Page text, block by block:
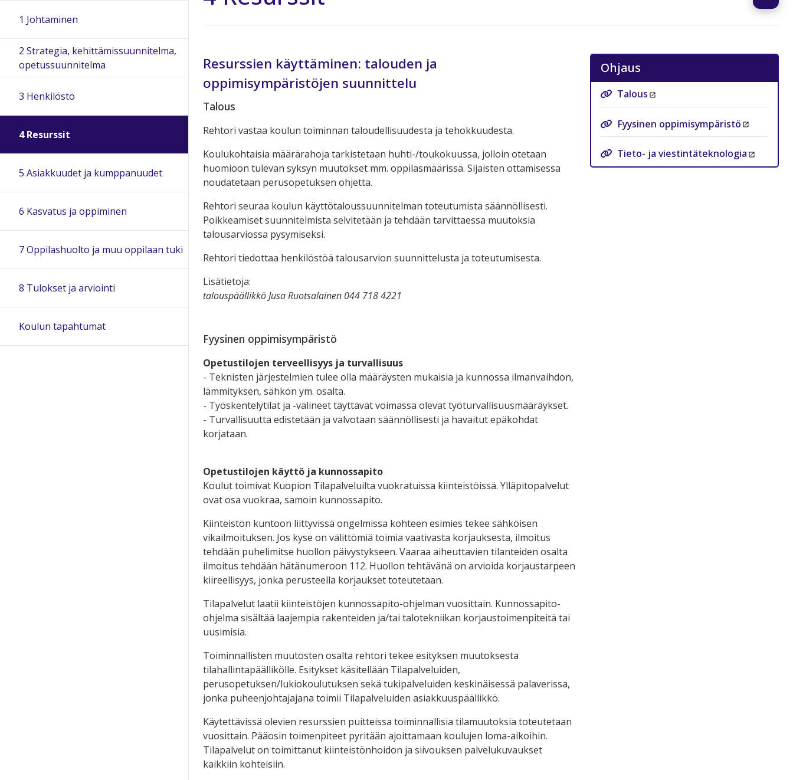
Resurssien käyttäminen: talouden ja
oppimisympäristöjen suunnittelu
Talous
Rehtori vastaa koulun toiminnan taloudellisuudesta ja tehokkuudesta.
Koulukohtaisia määrärahoja tarkistetaan huhti-/toukokuussa, jolloin otetaan
huomioon tulevan syksyn muutokset mm. oppilasmäärissä. Sijaisten ottamisessa
noudatetaan perusopetuksen ohjetta.
Rehtori seuraa koulun käyttötaloussuunnitelman toteutumista säännöllisesti.
Poikkeamiset suunnitelmista selvitetään ja tehdään tarvittaessa muutoksia
talousarviossa pysymiseksi.
Rehtori tiedottaa henkilöstöä talousarvion suunnittelusta ja toteutumisesta.
Lisätietoja:
talouspäällikkö Jusa Ruotsalainen 044 718 4221
Fyysinen oppimisympäristö
Opetustilojen terveellisyys ja turvallisuus
- Teknisten järjestelmien tulee olla määräysten mukaisia ja kunnossa ilmanvaihdon,
lämmityksen, sähkön ym. osalta.
- Työskentelytilat ja -välineet täyttävät voimassa olevat työturvallisuusmääräykset.
- Turvallisuutta edistetään ja valvotaan säännöllisesti ja havaitut epäkohdat
korjataan.
Opetustilojen käyttö ja kunnossapito
Koulut toimivat Kuopion Tilapalveluilta vuokratuissa kiinteistöissä. Ylläpitopalvelut
ovat osa vuokraa, samoin kunnossapito.
Kiinteistön kuntoon liittyvissä ongelmissa kohteen esimies tekee sähköisen
vikailmoituksen. Jos kyse on välittömiä toimia vaativasta korjauksesta, ilmoitus
tehdään puhelimitse huollon päivystykseen. Vaaraa aiheuttavien tilanteiden osalta
ilmoitus tehdään hätänumeroon 112. Huollon tehtävänä on arvioida korjaustarpeen
kiireellisyys, jonka perusteella korjaukset toteutetaan.
Tilapalvelut laatii kiinteistöjen kunnossapito-ohjelman vuosittain. Kunnossapito-
ohjelma sisältää laajempia rakenteiden ja/tai talotekniikan korjaustoimenpiteitä tai
uusimisia.
Toiminnallisten muutosten osalta rehtori tekee esityksen muutoksesta
tilahallintapäällikölle. Esitykset käsitellään Tilapalveluiden,
perusopetuksen/lukiokoulutuksen sekä tukipalveluiden keskinäisessä palaverissa,
jonka puheenjohtajajana toimii Tilapalveluiden asiakkuuspäällikkö.
Käytettävissä olevien resurssien puitteissa toiminnallisia tilamuutoksia toteutetaan
vuosittain. Pääosin toimenpiteet pyritään ajoittamaan koulujen loma-aikoihin.
Tilapalvelut on toimittanut kiinteistönhoidon ja siivouksen palvelukuvaukset
kaikkiin kohteisiin.
Ohjaus
Talous
Fyysinen oppimisympäristö
Tieto- ja viestintäteknologia
1 Johtaminen
2 Strategia, kehittämissuunnitelma,
opetussuunnitelma
3 Henkilöstö
4 Resurssit
5 Asiakkuudet ja kumppanuudet
6 Kasvatus ja oppiminen
7 Oppilashuolto ja muu oppilaan tuki
8 Tulokset ja arviointi
Koulun tapahtumat